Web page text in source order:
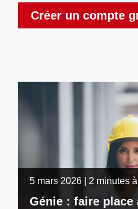
Créer un compte
5 mars 2026 | 2 minutes
Génie : faire place